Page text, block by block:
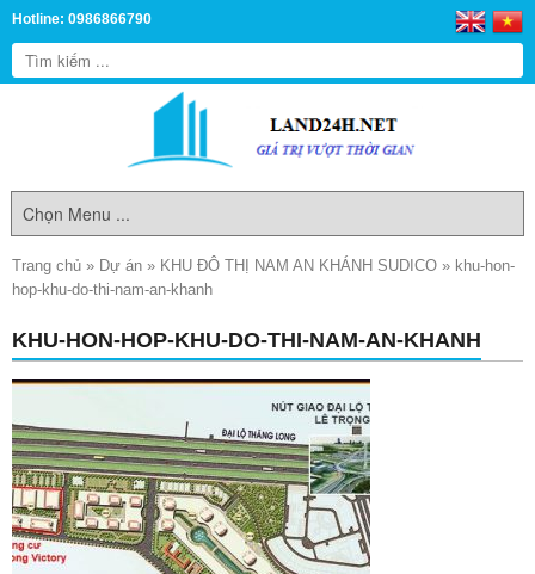
Hotline: 0986866790
Trang chủ » Dự án » KHU ĐÔ THỊ NAM AN KHÁNH SUDICO » khu-hon-
hop-khu-do-thi-nam-an-khanh
KHU-HON-HOP-KHU-DO-THI-NAM-AN-KHANH